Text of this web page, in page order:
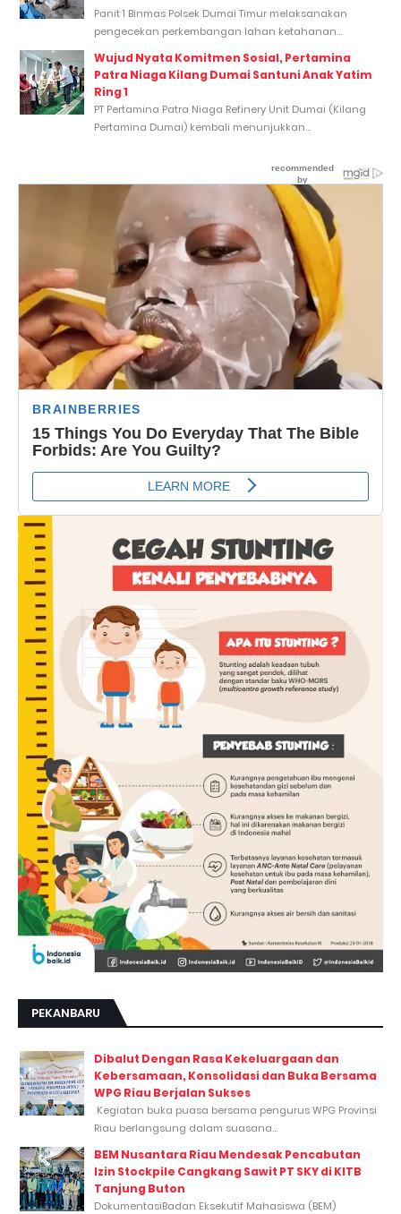
Panit 1 Binmas Polsek Dumai Timur melaksanakan
pengecekan perkembangan lahan ketahanan...
Wujud Nyata Komitmen Sosial, Pertamina
Patra Niaga Kilang Dumai Santuni Anak Yatim
Ring 1
PT Pertamina Patra Niaga Refinery Unit Dumai (Kilang
Pertamina Dumai) kembali menunjukkan...
PEKANBARU
Dibalut Dengan Rasa Kekeluargaan dan
Kebersamaan, Konsolidasi dan Buka Bersama
WPG Riau Berjalan Sukses
Kegiatan buka puasa bersama pengurus WPG Provinsi
Riau berlangsung dalam suasana...
BEM Nusantara Riau Mendesak Pencabutan
Izin Stockpile Cangkang Sawit PT SKY di KITB
Tanjung Buton
DokumentasiBadan Eksekutif Mahasiswa (BEM)